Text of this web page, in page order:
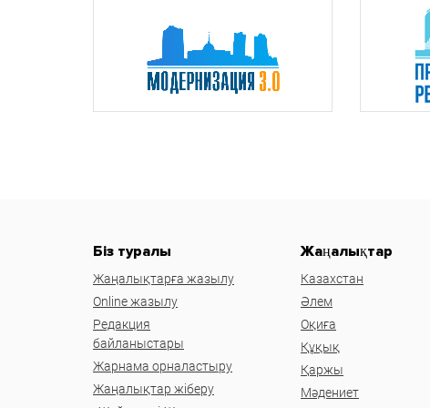
Біз туралы
Жаңалықтарға жазылу
Online жазылу
Редакция
байланыстары
Жарнама орналастыру
Жаңалықтар жіберу
Жаңалықтар
Казахстан
Әлем
Оқиға
Құқық
Қаржы
Мәдениет